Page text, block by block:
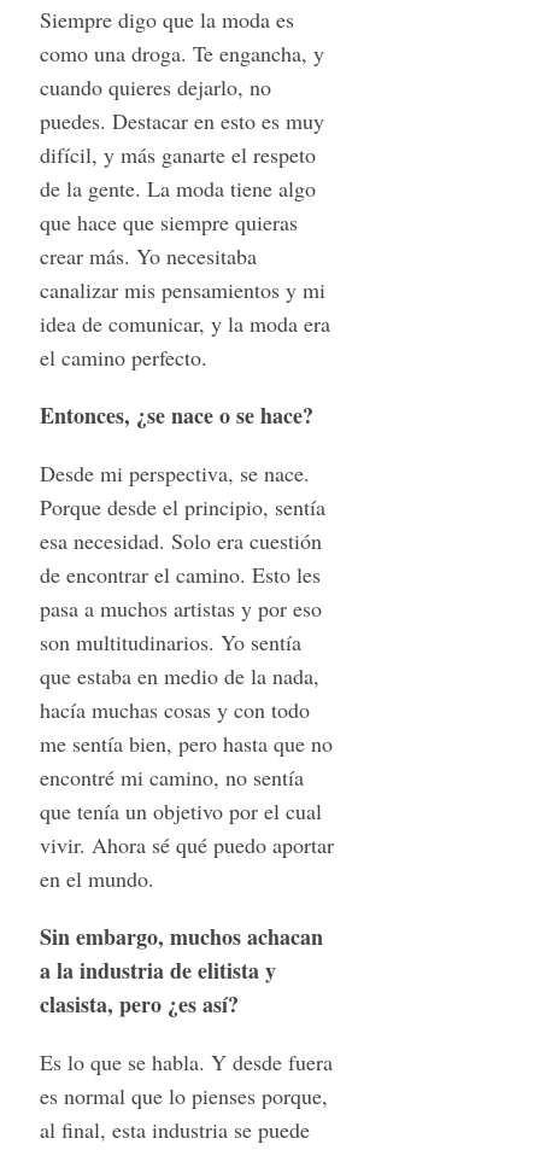
Siempre digo que la moda es
como una droga. Te engancha, y
cuando quieres dejarlo, no
puedes. Destacar en esto es muy
difícil, y más ganarte el respeto
de la gente. La moda tiene algo
que hace que siempre quieras
crear más. Yo necesitaba
canalizar mis pensamientos y mi
idea de comunicar, y la moda era
el camino perfecto.
Entonces, ¿se nace o se hace?
Desde mi perspectiva, se nace.
Porque desde el principio, sentía
esa necesidad. Solo era cuestión
de encontrar el camino. Esto les
pasa a muchos artistas y por eso
son multitudinarios. Yo sentía
que estaba en medio de la nada,
hacía muchas cosas y con todo
me sentía bien, pero hasta que no
encontré mi camino, no sentía
que tenía un objetivo por el cual
vivir. Ahora sé qué puedo aportar
en el mundo.
Sin embargo, muchos achacan
a la industria de elitista y
clasista, pero ¿es así?
Es lo que se habla. Y desde fuera
es normal que lo pienses porque,
al final, esta industria se puede
: